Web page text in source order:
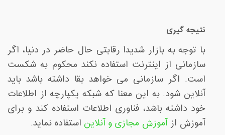
نتیجه گیری
با توجه به بازار شدیدا رقابتی حال حاضر در دنیا، اگر
سازمانی از اینترنت استفاده نکند محکوم به شکست
است. اگر سازمانی می خواهد بقا داشته باشد باید
آنلاین شود. به این معنا که شبکه یکپارچه از اطلاعات
خود داشته باشد، فناوری اطلاعات استفاده کند و برای
آموزش از آموزش مجازی و آنلاین استفاده نماید.